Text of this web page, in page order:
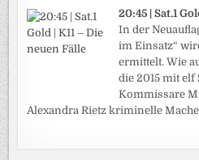
20:45 | Sat.1
In der
im Einsatz“
ermittelt. Wie
die 2015 mit elf
Kommissare
Alexandra Rietz kriminelle